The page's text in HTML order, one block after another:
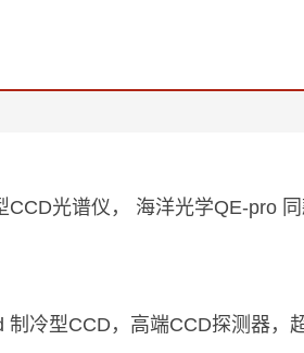
CCD光谱仪， 海洋光学QE-pro
冷型CCD，高端CCD探测器，